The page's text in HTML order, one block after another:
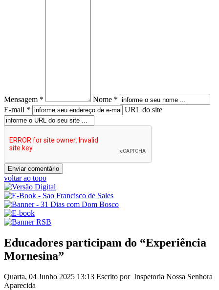
Mensagem *
Nome *
E-mail *
URL do site
voltar ao topo
Educadores participam do “Experiência
Mornesina”
Quarta, 04 Junho 2025 13:13 Escrito por Inspetoria Nossa Senhora
Aparecida